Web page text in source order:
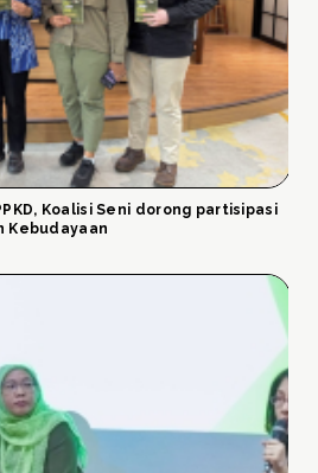
Koalisi Seni dorong partisipasi
Kebudayaan